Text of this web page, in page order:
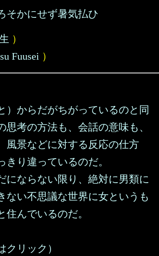
そかにせず暑気払ひ
）
Fuusei ）
）からだがちがっているのと同
思考の方法も、会話の意味も、
風景などに対する反応の仕方
きり違っているのだ。
にならない限り、絶対に男類に
ない不思議な世界に女というも
住んでいるのだ。
クリック）